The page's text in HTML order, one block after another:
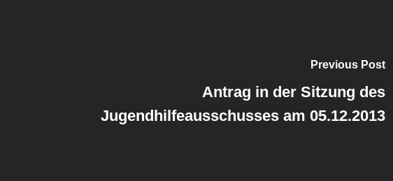
Previous Post
Antrag in der Sitzung des
Jugendhilfeausschusses am 05.12.2013